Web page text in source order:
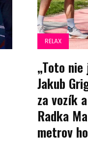
RELAX
„Toto nie
Jakub
za vozík
Radka
metrov